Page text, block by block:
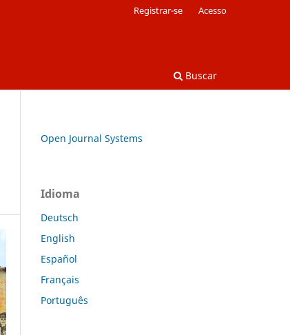
Buscar
Registrar-se Acesso
Open Journal Systems
Idioma
Deutsch
English
Español
Français
Português